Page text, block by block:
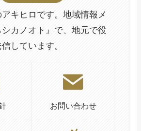
キヒロです。地域情報メ
カノオト』で、地元で役
しています。
お問い合わせ